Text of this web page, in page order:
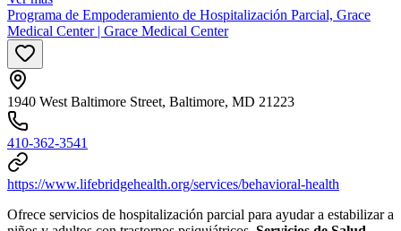
Programa de Empoderamiento de Hospitalización Parcial, Grace
Medical Center | Grace Medical Center
1940 West Baltimore Street, Baltimore, MD 21223
410-362-3541
https://www.lifebridgehealth.org/services/behavioral-health
Ofrece servicios de hospitalización parcial para ayudar a estabilizar a